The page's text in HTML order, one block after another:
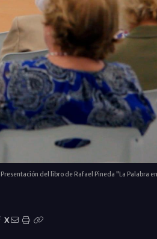
Presentación del libro de Rafael Pineda "La Palabra
X